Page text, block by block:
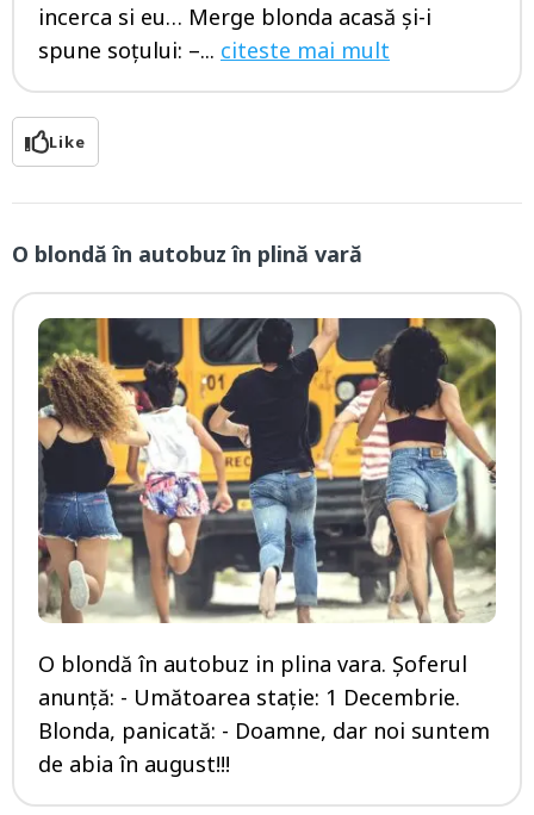
incerca si eu… Merge blonda acasă şi-i
spune soţului: –... citeste mai mult
Like
O blondă în autobuz în plină vară
O blondă în autobuz in plina vara. Şoferul
anunţă: - Umătoarea staţie: 1 Decembrie.
Blonda, panicată: - Doamne, dar noi suntem
de abia în august!!!